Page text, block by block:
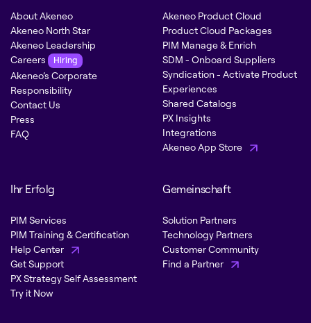
About Akeneo
Akeneo North Star
Akeneo Leadership
Careers
Hiring
Akeneo’s Corporate
Responsibility
Contact Us
Press
FAQ
Akeneo Product Cloud
Product Cloud Packages
PIM Manage & Enrich
SDM - Onboard Suppliers
Syndication - Activate Product
Experiences
Shared Catalogs
PX Insights
Integrations
Akeneo App Store
Ihr Erfolg
PIM Services
PIM Training & Certification
Help Center
Get Support
PX Strategy Self Assessment
Try it Now
Gemeinschaft
Solution Partners
Technology Partners
Customer Community
Find a Partner